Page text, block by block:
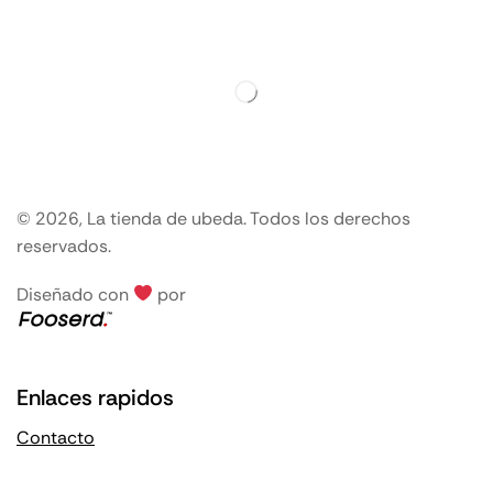
© 2026, La tienda de ubeda. Todos los derechos
reservados.
Diseñado con por
Enlaces rapidos
Contacto